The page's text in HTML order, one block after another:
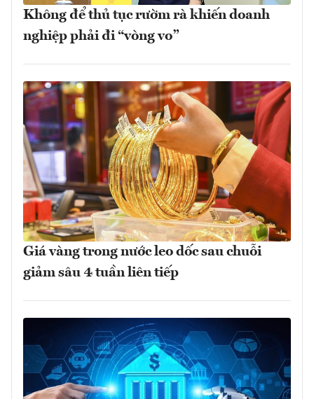
Không để thủ tục rườm rà khiến doanh
nghiệp phải đi “vòng vo”
Giá vàng trong nước leo dốc sau chuỗi
giảm sâu 4 tuần liên tiếp